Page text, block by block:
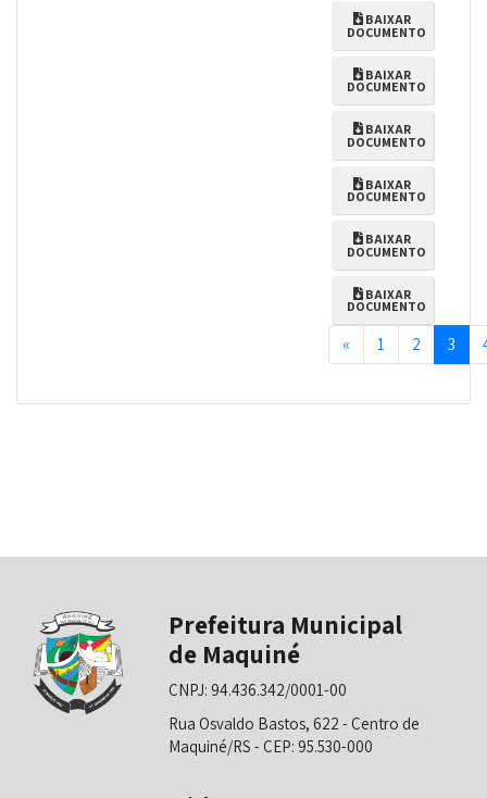
BAIXAR
DOCUMENTO
BAIXAR
DOCUMENTO
BAIXAR
DOCUMENTO
BAIXAR
DOCUMENTO
BAIXAR
DOCUMENTO
BAIXAR
DOCUMENTO
«Previous
1 2 3
Prefeitura Municipal
de Maquiné
CNPJ: 94.436.342/0001-00
Rua Osvaldo Bastos, 622 - Centro de
Maquiné/RS - CEP: 95.530-000